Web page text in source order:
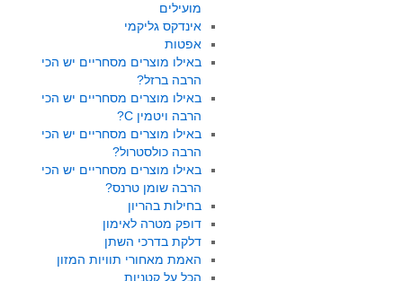
מועילים
אינדקס גליקמי
אפטות
באילו מוצרים מסחריים יש הכי
הרבה ברזל?
באילו מוצרים מסחריים יש הכי
הרבה ויטמין C?
באילו מוצרים מסחריים יש הכי
הרבה כולסטרול?
באילו מוצרים מסחריים יש הכי
הרבה שומן טרנס?
בחילות בהריון
דופק מטרה לאימון
דלקת בדרכי השתן
האמת מאחורי תוויות המזון
הכל על קטניות